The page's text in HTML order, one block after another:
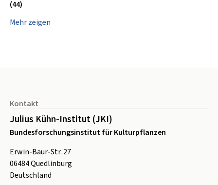
(44)
Mehr zeigen
Kontakt
Julius Kühn-Institut (JKI)
Bundesforschungsinstitut für Kulturpflanzen
Erwin-Baur-Str. 27
06484Quedlinburg
Deutschland